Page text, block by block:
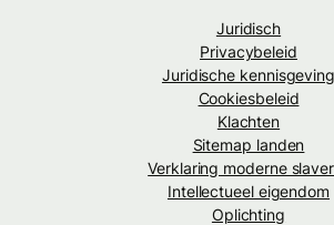
Juridisch
Privacybeleid
Juridische kennisgeving
Cookiesbeleid
Klachten
Sitemap landen
Verklaring moderne
Intellectueel eigendom
Oplichting